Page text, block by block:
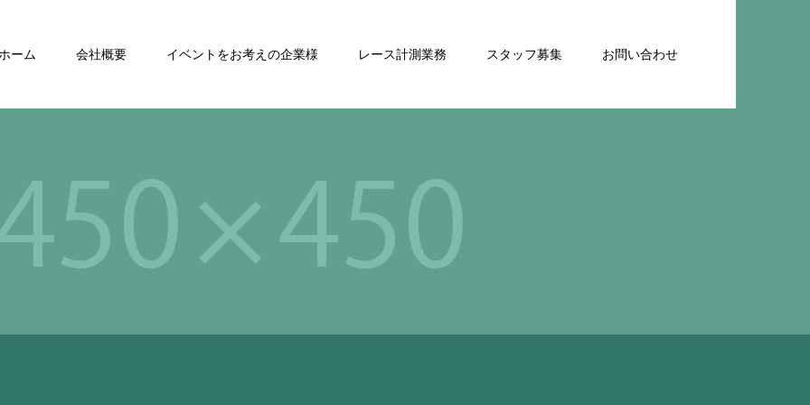
ーム 会社概要 イベントをお考えの企業様 レース計測業務 スタッフ募集 お問い合わせ